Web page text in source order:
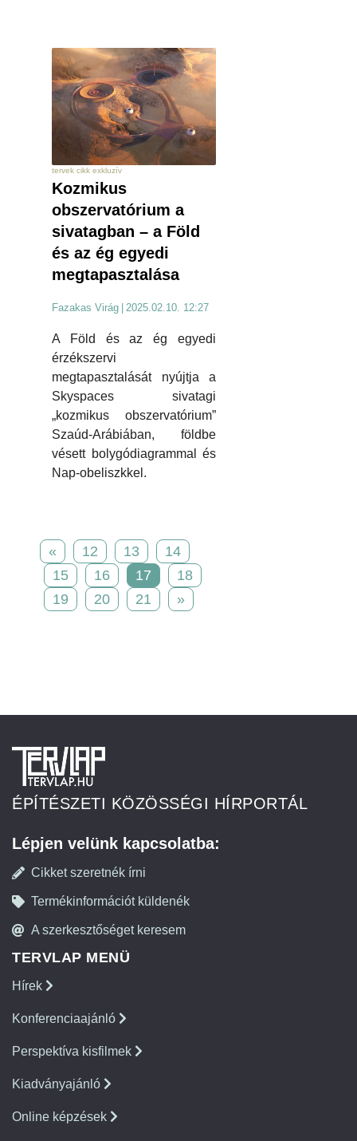
tervek cikk exkluzív
Kozmikus
obszervatórium a
sivatagban – a Föld
és az ég egyedi
megtapasztalása
Fazakas Virág 2025.02.10. 12:27
A Föld és az ég egyedi
érzékszervi
megtapasztalását nyújtja a
Skyspaces sivatagi
„kozmikus obszervatórium”
Szaúd-Arábiában, földbe
vésett bolygódiagrammal és
Nap-obeliszkkel.
« 12 13
14
15
16 17
18
19
20 21 »
ÉPÍTÉSZETI KÖZÖSSÉGI HÍRPORTÁL
Lépjen velünk kapcsolatba:
Cikket szeretnék írni
Termékinformációt küldenék
A szerkesztőséget keresem
TERVLAP MENÜ
Hírek
Konferenciaajánló
Perspektíva kisfilmek
Kiadványajánló
Online képzések